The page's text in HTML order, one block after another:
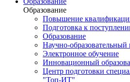
Образование
Повышение
Подготовка к
Образование
Научно-
Электронное обучение
Инновационный
Центр подготовки
"Топ-ИТ"